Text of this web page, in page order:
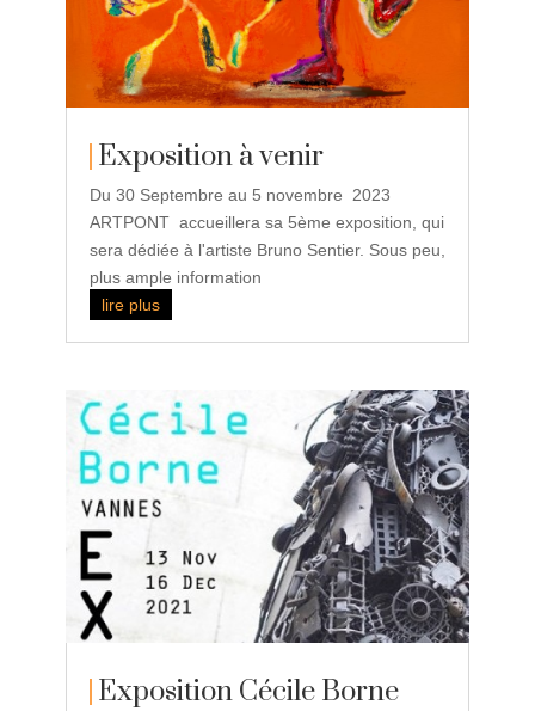
Exposition à venir
Du 30 Septembre au 5 novembre 2023
ARTPONT accueillera sa 5ème exposition, qui
sera dédiée à l'artiste Bruno Sentier. Sous peu,
plus ample information
lire plus
Exposition Cécile Borne